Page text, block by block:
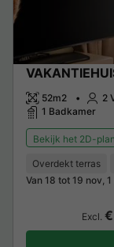
52m2 2
1 Badkamer
Bekijk het 2D-plan
Overdekt terras
Van 18 tot 19 nov,
Excl.